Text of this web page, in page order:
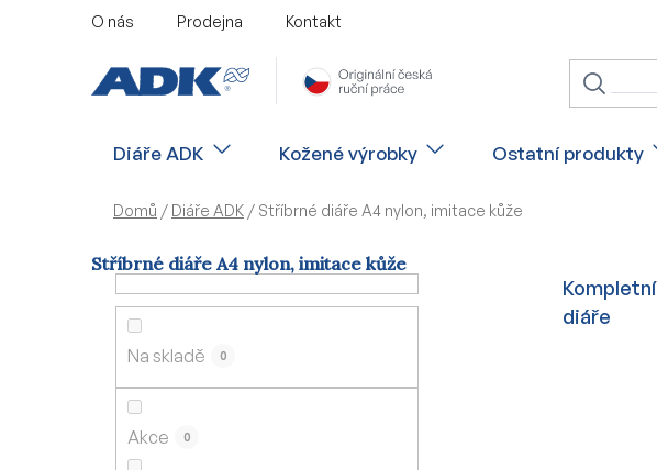
O nás Prodejna Kontakt
Diáře ADK Kožené výrobky Ostatní produkty
Domů / Diáře ADK / Stříbrné diáře A4 nylon, imitace kůže
Stříbrné diáře A4 nylon, imitace kůže
Na skladě 0
Akce 0
Kompletní
diáře